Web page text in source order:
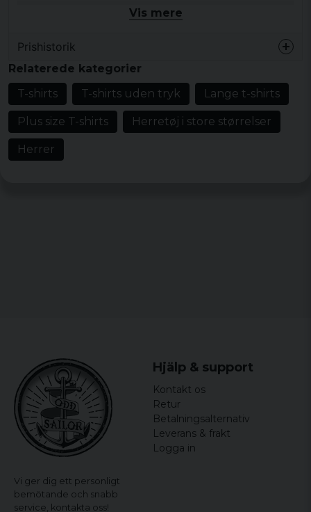
skapa en avslappnad och modern look.
huvudfokus i din outfit, är Tall Tee Whitesand ett
gör att den behåller formen tvätt efter tvätt.
Finns i storlekarna S, M, L, XL, XXL, 3XL, 4XL, 5XL och
6XL, vilket gör att du enkelt kan hitta den perfekta
passformen för just dig.
Specifikationer:
Vis mere
Prishistorik
Relaterede kategorier
T-shirts
T-shirts uden tryk Lange t-shirts
Plus size T-shirts Herretøj i store størrelser
Herrer
Vi ger dig ett personligt
bemötande och snabb
service, kontakta oss!
Hjälp & support
Kontakt os
Retur
Betalningsalternativ
Leverans & frakt
Logga in